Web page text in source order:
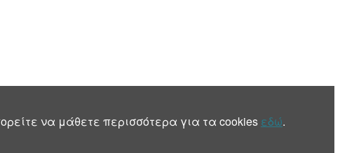
να μάθετε περισσότερα για τα cookies εδώ.